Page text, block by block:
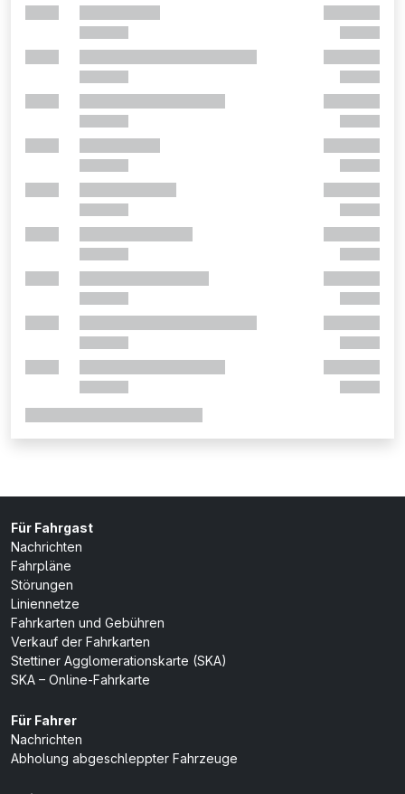
Für Fahrgast
Nachrichten
Fahrpläne
Störungen
Liniennetze
Fahrkarten und Gebühren
Verkauf der Fahrkarten
Stettiner Agglomerationskarte (SKA)
SKA – Online-Fahrkarte
Für Fahrer
Nachrichten
Abholung abgeschleppter Fahrzeuge